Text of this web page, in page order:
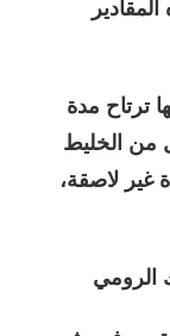
ترتاح مدة
من الخليط
غير لاصقة،
الرومي